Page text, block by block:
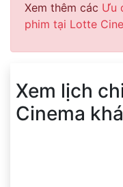
Xem thêm các Ưu
phim tại Lotte
Xem lịch
Cinema